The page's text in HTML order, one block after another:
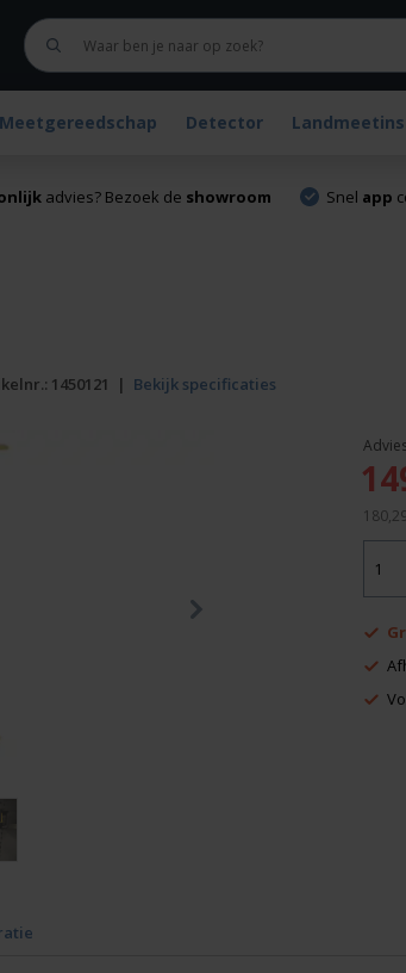
Meetgereedschap Detector
advies? Bezoek de showroom Snel app
1450121 | Bekijk specificaties
prijs
was: